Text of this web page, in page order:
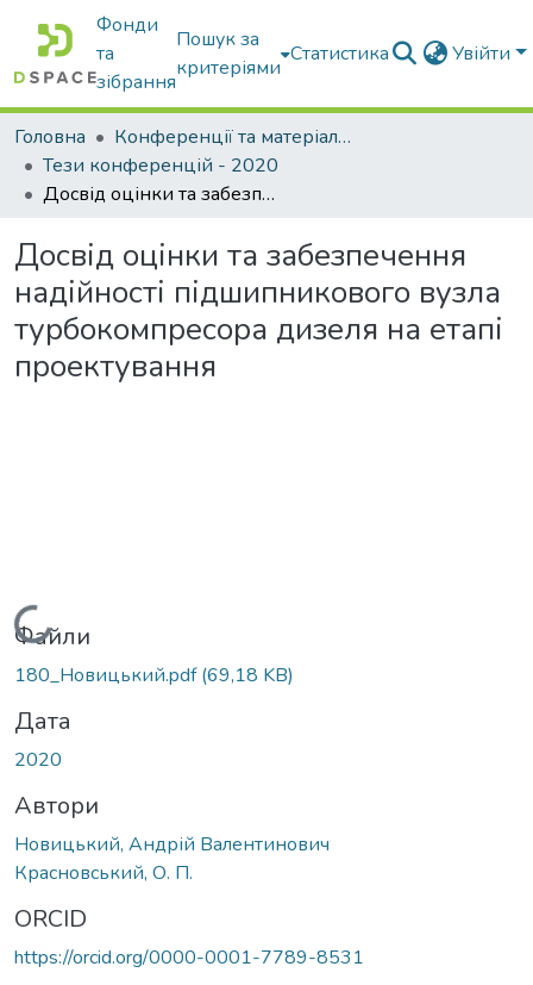
Фонди
та
зібрання
Пошук за
критеріями
Статистика Увійти
Головна
Конференції та матеріали конференцій
Тези конференцій - 2020
Досвід оцінки та забезпечення надійності підшипникового вузла турбокомпресора дизеля на етапі проектування
Досвід оцінки та забезпечення
надійності підшипникового вузла
турбокомпресора дизеля на етапі
проектування
Вантажиться...
Файли
180_Новицький.pdf(69,18 KB)
Дата
2020
Автори
Новицький, Андрій Валентинович
Красновський, О. П.
ORCID
https://orcid.org/0000-0001-7789-8531